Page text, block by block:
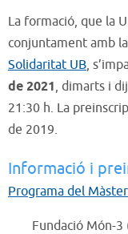
La formació, que la
conjuntament amb la
Solidaritat UB,
de 2021, dimarts i
21:30 h. La
de 2019.
Informació i
Programa del Màster
Fundació Món-3